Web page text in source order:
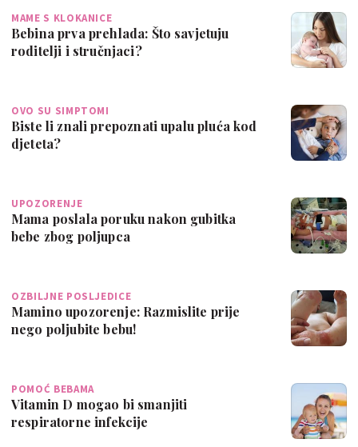
MAME S KLOKANICE
Bebina prva prehlada: Što savjetuju
roditelji i stručnjaci?
OVO SU SIMPTOMI
Biste li znali prepoznati upalu pluća kod
djeteta?
UPOZORENJE
Mama poslala poruku nakon gubitka
bebe zbog poljupca
OZBILJNE POSLJEDICE
Mamino upozorenje: Razmislite prije
nego poljubite bebu!
POMOĆ BEBAMA
Vitamin D mogao bi smanjiti
respiratorne infekcije